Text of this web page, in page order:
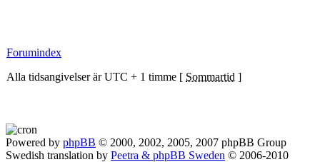
Forumindex
Alla tidsangivelser är UTC + 1 timme [ Sommartid ]
Powered by phpBB © 2000, 2002, 2005, 2007 phpBB Group
Swedish translation by Peetra & phpBB Sweden © 2006-2010